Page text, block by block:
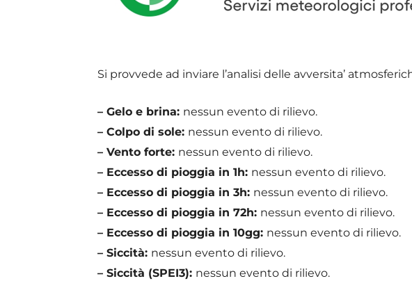
Si provvede ad inviare l’analisi delle avversita’
– Gelo e brina: nessun evento di rilievo.
– Colpo di sole: nessun evento di rilievo.
– Vento forte: nessun evento di rilievo.
– Eccesso di pioggia in 1h: nessun evento di rilievo.
– Eccesso di pioggia in 3h: nessun evento di rilievo.
– Eccesso di pioggia in 72h: nessun evento di rilievo.
– Eccesso di pioggia in 10gg: nessun evento di rilievo.
– Siccità: nessun evento di rilievo.
– Siccità (SPEI3): nessun evento di rilievo.